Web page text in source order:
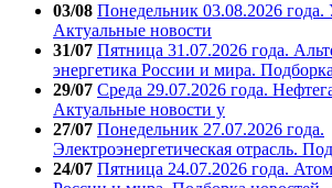
03/08 Понедельник 03.08.2026 года.
Актуальные новости
31/07 Пятница 31.07.2026 года.
энергетика России и мира.
29/07 Среда 29.07.2026 года.
Актуальные новости у
27/07 Понедельник 27.07.2026 года.
Электроэнергетическая отрасль.
24/07 Пятница 24.07.2026 года.